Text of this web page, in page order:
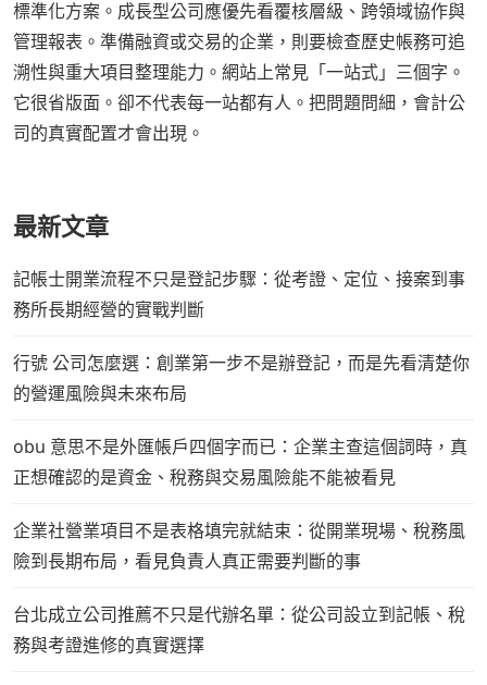
標準化方案。成長型公司應優先看覆核層級、跨領域協作與
管理報表。準備融資或交易的企業，則要檢查歷史帳務可追
溯性與重大項目整理能力。網站上常見「一站式」三個字。
它很省版面。卻不代表每一站都有人。把問題問細，會計公
司的真實配置才會出現。
最新文章
記帳士開業流程不只是登記步驟：從考證、定位、接案到事
務所長期經營的實戰判斷
行號 公司怎麼選：創業第一步不是辦登記，而是先看清楚你
的營運風險與未來布局
obu 意思不是外匯帳戶四個字而已：企業主查這個詞時，真
正想確認的是資金、稅務與交易風險能不能被看見
企業社營業項目不是表格填完就結束：從開業現場、稅務風
險到長期布局，看見負責人真正需要判斷的事
台北成立公司推薦不只是代辦名單：從公司設立到記帳、稅
務與考證進修的真實選擇